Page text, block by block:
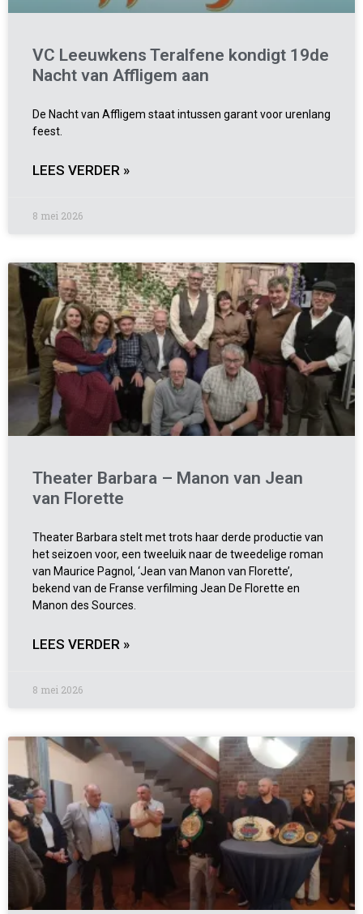
VC Leeuwkens Teralfene kondigt 19de
Nacht van Affligem aan
De Nacht van Affligem staat intussen garant voor urenlang
feest.
LEES VERDER »
8 mei 2026
Theater Barbara – Manon van Jean
van Florette
Theater Barbara stelt met trots haar derde productie van
het seizoen voor, een tweeluik naar de tweedelige roman
van Maurice Pagnol, ‘Jean van Manon van Florette’,
bekend van de Franse verfilming Jean De Florette en
Manon des Sources.
LEES VERDER »
8 mei 2026